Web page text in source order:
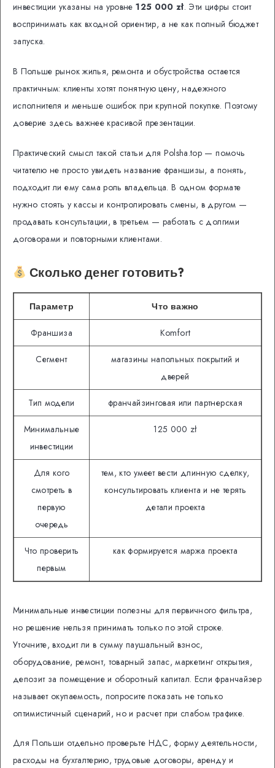
инвестиции указаны на уровне125 000 zł. Эти цифры стоит
воспринимать как входной ориентир, а не как полный бюджет
запуска.
В Польше рынок жилья, ремонта и обустройства остается
практичным: клиенты хотят понятную цену, надежного
исполнителя и меньше ошибок при крупной покупке. Поэтому
доверие здесь важнее красивой презентации.
Практический смысл такой статьи для Polsha.top — помочь
читателю не просто увидеть название франшизы, а понять,
подходит ли ему сама роль владельца. В одном формате
нужно стоять у кассы и контролировать смены, в другом —
продавать консультации, в третьем — работать с долгими
договорами и повторными клиентами.
Сколько денег готовить?
Параметр Что важно
Франшиза Komfort
Сегмент
магазины напольных покрытий и
дверей
Тип модели франчайзинговая или партнерская
Минимальные
инвестиции
125 000 zł
Для кого
смотреть в
первую
очередь
тем, кто умеет вести длинную сделку,
консультировать клиента и не терять
детали проекта
Что проверить
первым
как формируется маржа проекта
Минимальные инвестиции полезны для первичного фильтра,
но решение нельзя принимать только по этой строке.
Уточните, входит ли в сумму паушальный взнос,
оборудование, ремонт, товарный запас, маркетинг открытия,
депозит за помещение и оборотный капитал. Если франчайзер
называет окупаемость, попросите показать не только
оптимистичный сценарий, но и расчет при слабом трафике.
Для Польши отдельно проверьте НДС, форму деятельности,
расходы на бухгалтерию, трудовые договоры, аренду и